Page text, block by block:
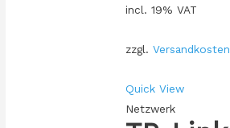
incl. 19% VAT
zzgl. Versandkosten
Quick View
Netzwerk